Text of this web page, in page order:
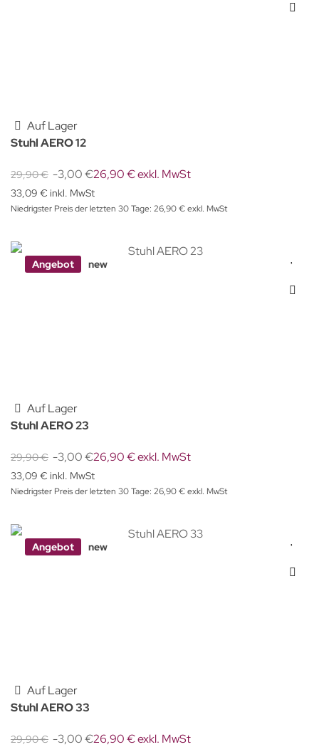
Auf Lager
Stuhl AERO 12
29,90 € -3,00 €26,90 € exkl. MwSt
33,09 € inkl. MwSt
Niedrigster Preis der letzten 30 Tage: 26,90 € exkl. MwSt
Angebot new
Auf Lager
Stuhl AERO 23
29,90 € -3,00 €26,90 € exkl. MwSt
33,09 € inkl. MwSt
Niedrigster Preis der letzten 30 Tage: 26,90 € exkl. MwSt
Angebot new
Auf Lager
Stuhl AERO 33
29,90 € -3,00 €26,90 € exkl. MwSt